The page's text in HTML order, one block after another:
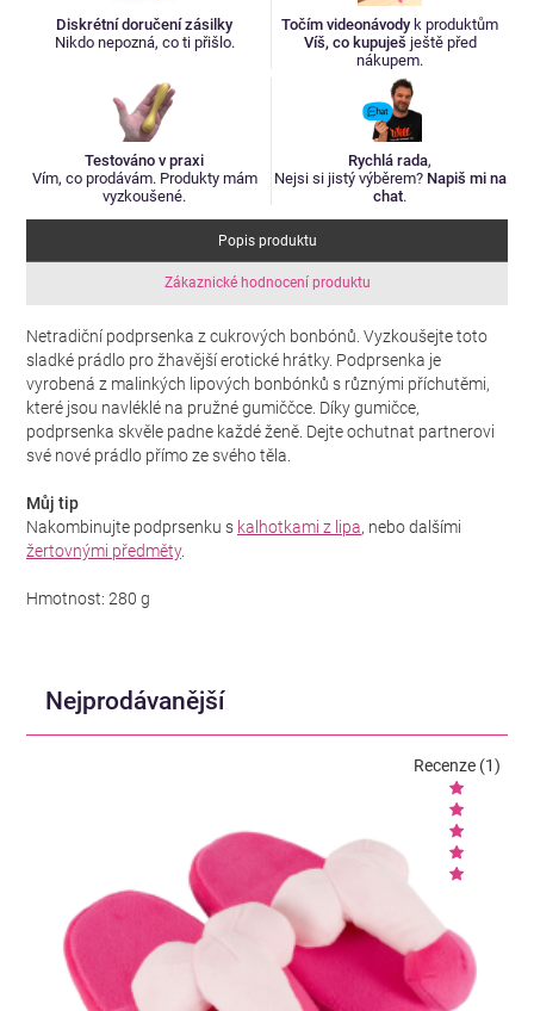
Diskrétní doručení zásilky
Nikdo nepozná, co ti přišlo.
Točím videonávody k produktům
Víš, co kupuješ ještě před
nákupem.
Testováno v praxi
Vím, co prodávám. Produkty mám
vyzkoušené.
Rychlá rada,
Nejsi si jistý výběrem? Napiš mi na
chat.
Popis produktu
Zákaznické hodnocení produktu
Netradiční podprsenka z cukrových bonbónů. Vyzkoušejte toto
sladké prádlo pro žhavější erotické hrátky. Podprsenka je
vyrobená z malinkých lipových bonbónků s různými příchutěmi,
které jsou navléklé na pružné gumiččce. Díky gumičce,
podprsenka skvěle padne každé ženě. Dejte ochutnat partnerovi
své nové prádlo přímo ze svého těla.
Můj tip
Nakombinujte podprsenku s kalhotkami z lipa, nebo dalšími
žertovnými předměty.
Hmotnost: 280 g
Nejprodávanější
Recenze (1)